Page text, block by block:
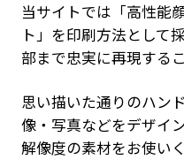
当サイトでは「高性能
ト」を印刷方法として
部まで忠実に再現する
思い描いた通りのハン
像・写真などをデザイ
解像度の素材をお使い